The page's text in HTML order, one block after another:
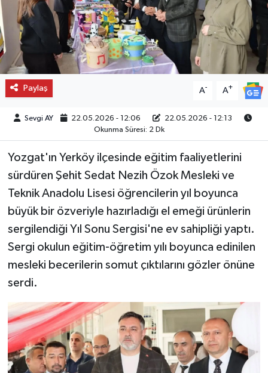
Paylaş A- A+
Sevgi AY 22.05.2026 - 12:06
22.05.2026 - 12:13
Okunma Süresi: 2 Dk
Yozgat'ın Yerköy ilçesinde eğitim faaliyetlerini
sürdüren Şehit Sedat Nezih Özok Mesleki ve
Teknik Anadolu Lisesi öğrencilerin yıl boyunca
büyük bir özveriyle hazırladığı el emeği ürünlerin
sergilendiği Yıl Sonu Sergisi'ne ev sahipliği yaptı.
Sergi okulun eğitim-öğretim yılı boyunca edinilen
mesleki becerilerin somut çıktılarını gözler önüne
serdi.